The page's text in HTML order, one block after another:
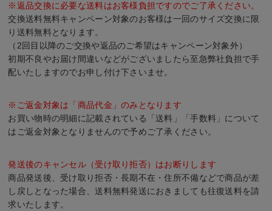
※返品交換に必要な送料はお客様負担ですのでご了承ください。
交換送料無料キャンペーン対象のお客様は一回のサイズ交換に限
り送料無料となります。
（2回目以降のご交換や返品のご希望はキャンペーン対象外）
初期不良やお届け間違いなどがございましたら至急弊社負担で手
配いたしますのでお申し付け下さいませ。
※ご返金対象は「商品代金」のみとなります
お買い物時の明細に記載されている「送料」「手数料」について
はご返金対象となりませんので予めご了承ください。
発送後のキャンセル（受け取り拒否）はお断りします
商品発送後、受け取り拒否・長期不在・住所不備などで商品が差
し戻しとなった場合、送料無料発送におきましても往復送料を請
求いたします。